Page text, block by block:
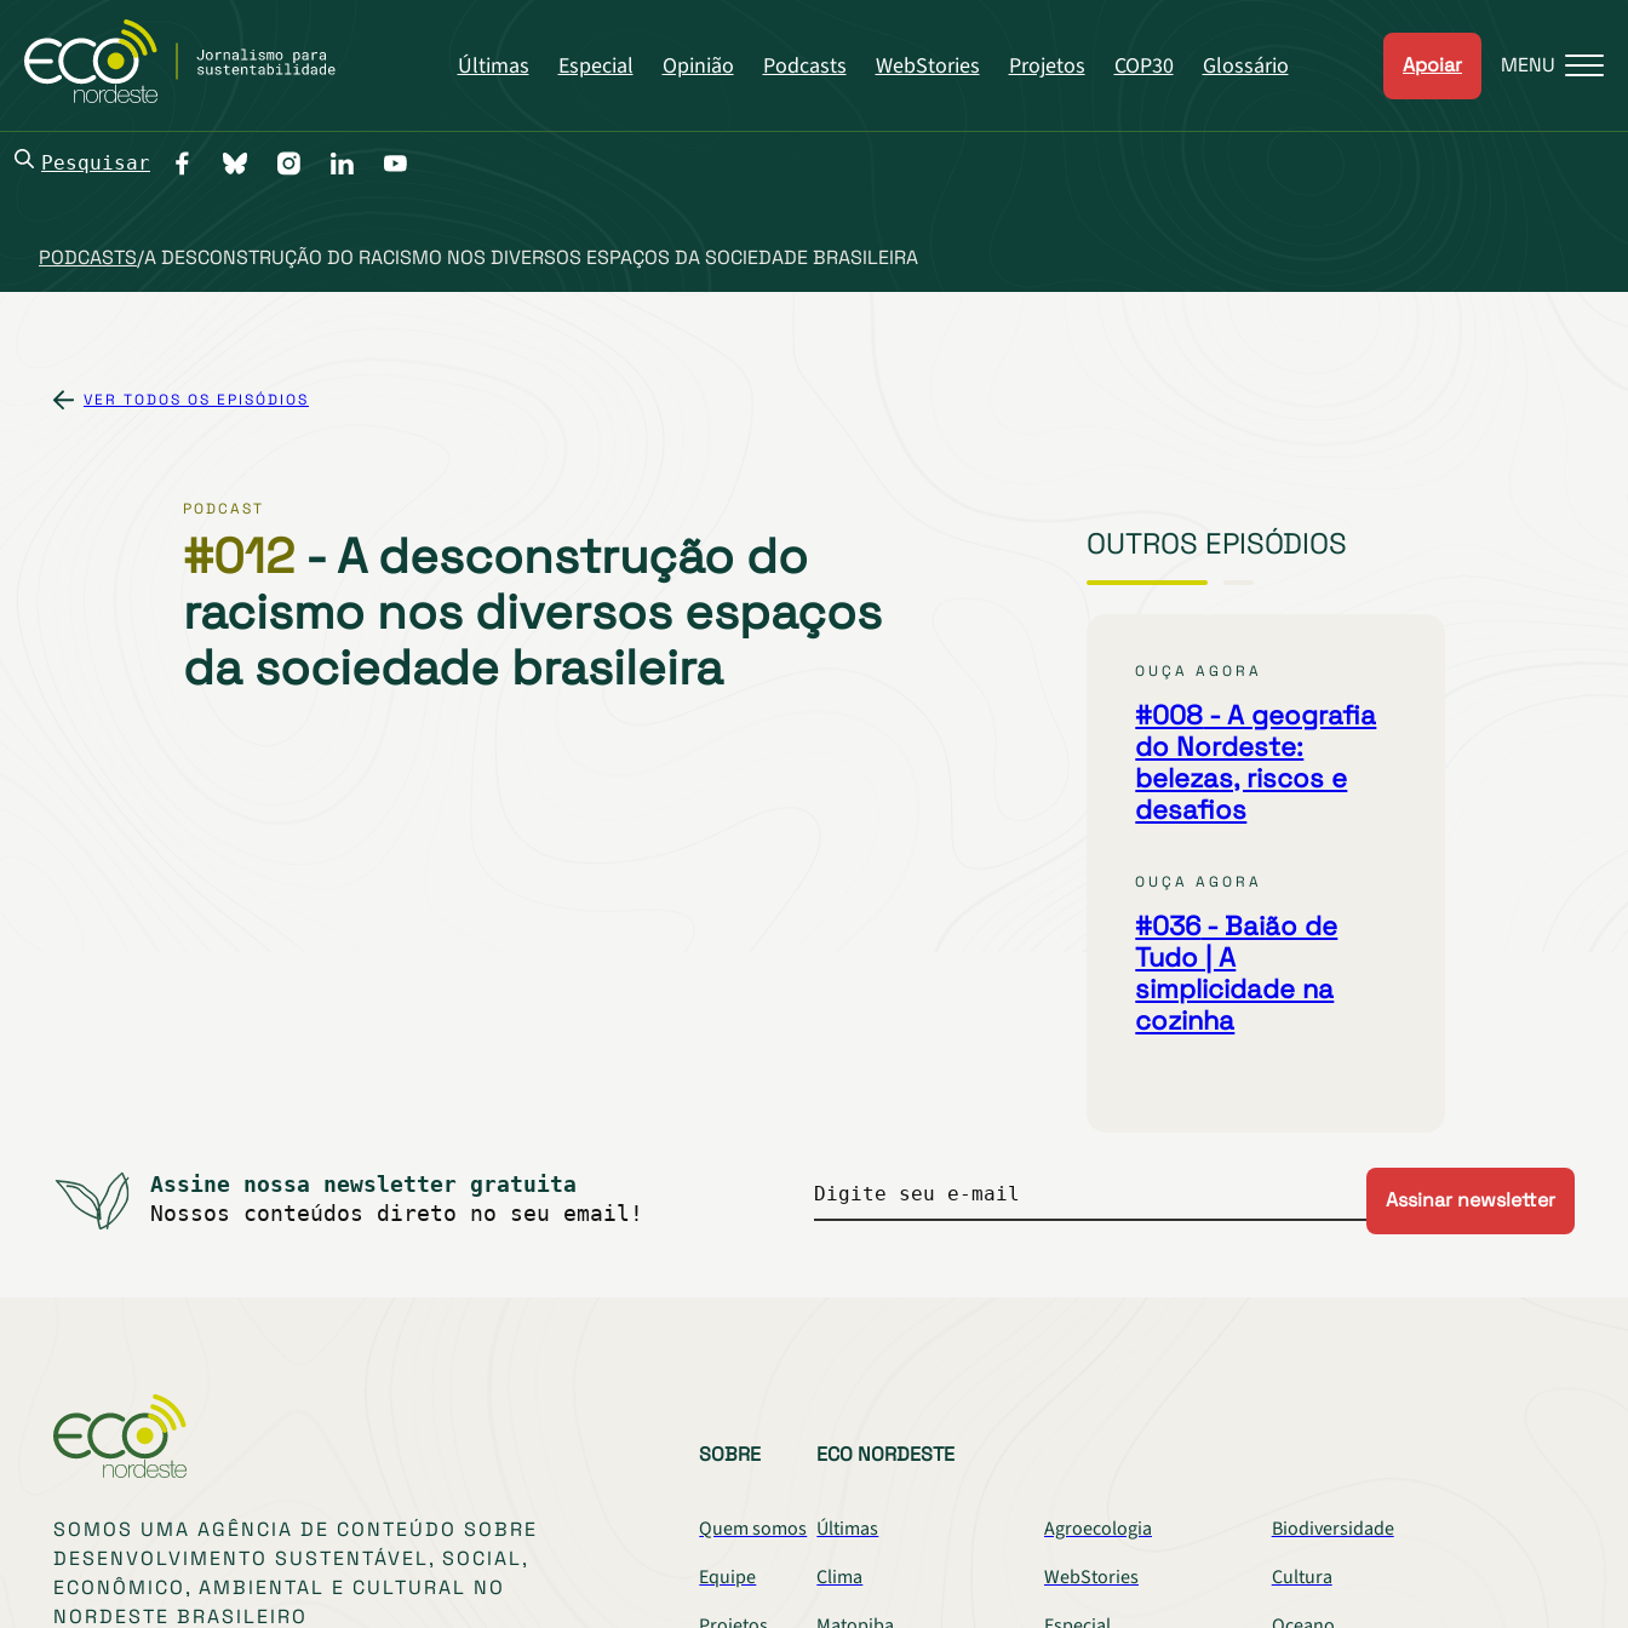
Últimas Especial Opinião Podcasts WebStories Projetos COP30 Glossário Apoiar MENU
Pesquisar
PODCASTS/A DESCONSTRUÇÃO DO RACISMO NOS DIVERSOS ESPAÇOS DA SOCIEDADE BRASILEIRA
VER TODOS OS EPISÓDIOS
PODCAST
#012- A desconstrução do
racismo nos diversos espaços
da sociedade brasileira
OUTROS EPISÓDIOS
OUÇA AGORA
#008 - A geografia
do Nordeste:
belezas, riscos e
desafios
OUÇA AGORA
#036- Baião de
Tudo | A
simplicidade na
cozinha
Assine nossa newsletter gratuita
Nossos conteúdos direto no seu email!
Digite seu e-mail
SOMOS UMA AGÊNCIA DE CONTEÚDO SOBRE
DESENVOLVIMENTO SUSTENTÁVEL, SOCIAL,
ECONÔMICO, AMBIENTAL E CULTURAL NO
NORDESTE BRASILEIRO
SOBRE
Quem somos
Equipe
ECO NORDESTE
Últimas Agroecologia
Biodiversidade
Clima
WebStories
Cultura